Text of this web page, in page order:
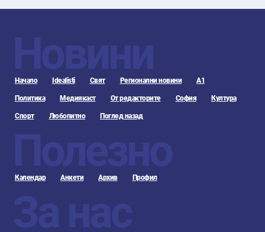
Новини
Начало Idealisti Свят Регионални новини А1
Политика Медиякаст От редакторите София Култура
Спорт Любопитно Поглед назад
Полезно
Календар Анкети Архив Профил
За нас